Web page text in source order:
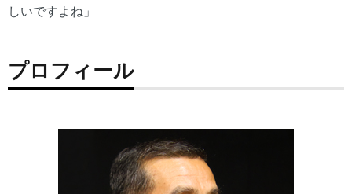
しいですよね」
プロフィール